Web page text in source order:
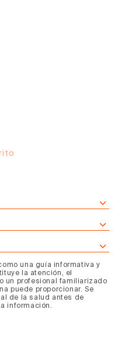
una guía informativa y
la atención, el
un profesional familiarizado
puede proporcionar. Se
de la salud antes de
información.